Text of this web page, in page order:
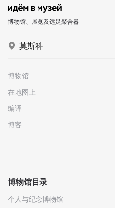
博物馆、展览及远足聚合器
莫斯科
博物馆
在地图上
编译
博客
博物馆目录
个人与纪念博物馆